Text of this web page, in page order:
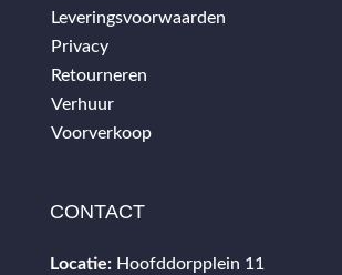
Leveringsvoorwaarden
Privacy
Retourneren
Verhuur
Voorverkoop
CONTACT
Locatie: Hoofddorpplein 11